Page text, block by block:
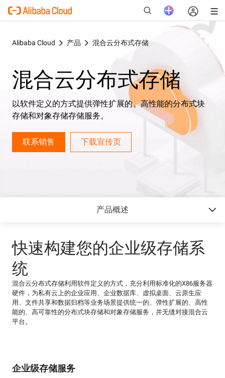
Alibaba Cloud 产品 混合云分布式存储
混合云分布式存储
以软件定义的方式提供弹性扩展的、高性能的分布式块
存储和对象存储存储服务。
联系销售 下载宣传页
产品概述
快速构建您的企业级存储系
统
混合云分布式存储利用软件定义的方式，充分利用标准化的X86服务器
硬件，为私有云上的企业应用、企业数据库、虚拟桌面、云原生应
用、文件共享和数据归档等业务场景提供统一的、弹性扩展的、高性
能的、高可靠性的分布式块存储和对象存储服务，并无缝对接混合云
平台。
企业级存储服务